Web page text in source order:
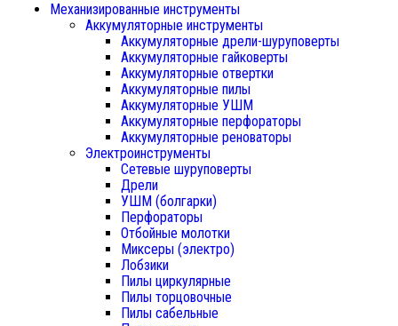
Механизированные инструменты
Аккумуляторные инструменты
Аккумуляторные дрели-шуруповерты
Аккумуляторные гайковерты
Аккумуляторные отвертки
Аккумуляторные пилы
Аккумуляторные УШМ
Аккумуляторные перфораторы
Аккумуляторные реноваторы
Электроинструменты
Сетевые шуруповерты
Дрели
УШМ (болгарки)
Перфораторы
Отбойные молотки
Миксеры (электро)
Лобзики
Пилы циркулярные
Пилы торцовочные
Пилы сабельные